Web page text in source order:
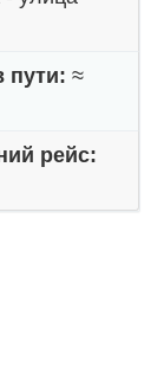
пути: ≈
рейс: